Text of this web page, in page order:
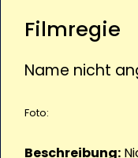
Filmregie
Name nicht
Foto:
Beschreibung: